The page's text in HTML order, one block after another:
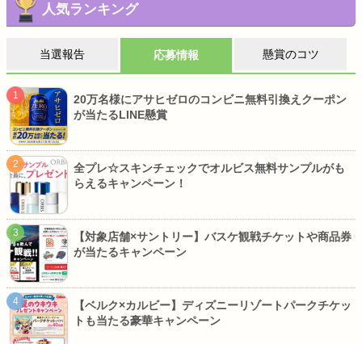
人気ランキング
当選報告 応募情報 懸賞のコツ
20万名様にアサヒゼロのコンビニ無料引換えクーポン
が当たるLINE懸賞
全プレ☆スキンチェックでオルビス無料サンプルがも
らえるキャンペーン！
【対象店舗×サントリー】バスケ観戦チケットや商品券
が当たるキャンペーン
【ベルク×カルビー】ディズニーリゾートパークチケッ
トも当たる豪華キャンペーン